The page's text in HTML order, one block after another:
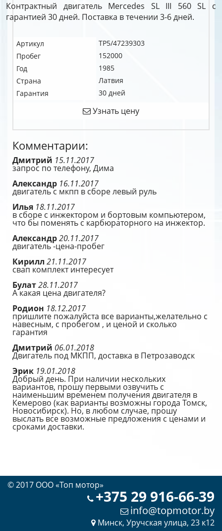
Контрактный двигатель Mercedes SL III 560 SL c
гарантией 30 дней. Поставка в течении 3-6 дней.
Артикул
TP5/47239303
Пробег
152000
Год
1985
Страна
Латвия
Гарантия
30 дней
Узнать цену
Комментарии:
Дмитрий 15.11.2017
запрос по телефону, Дима
Александр 16.11.2017
двигатель с мкпп в сборе левый руль
Илья 18.11.2017
в сборе с инжектором и бортовым компьютером,
что бы поменять с карбюраторного на инжектор.
Александр20.11.2017
двигатель -цена-пробег
Кирилл 21.11.2017
свап комплект интересует
Булат28.11.2017
А какая цена двигателя?
Родион 18.12.2017
пришлите пожалуйста все варианты,желательно с
навесным, с пробегом , и ценой и сколько
гарантия
Дмитрий 06.01.2018
Двигатель под МКПП, доставка в Петрозаводск
Эрик 19.01.2018
Добрый день. При наличии нескольких
вариантов, прошу первыми озвучить с
наименьшим временем получения двигателя в
Кемерово (как варианты возможны города Томск,
Новосибирск). Но, в любом случае, прошу
выслать все возможные предложения с ценами и
сроками доставки.
© 2017 OOO «Топ мотор»
+375 29 916-66-39
info@topmotor.by
Минск, Уручская улица, 23 к12